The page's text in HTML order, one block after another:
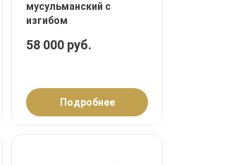
мусульманский с
изгибом
58 000 руб.
Подробнее